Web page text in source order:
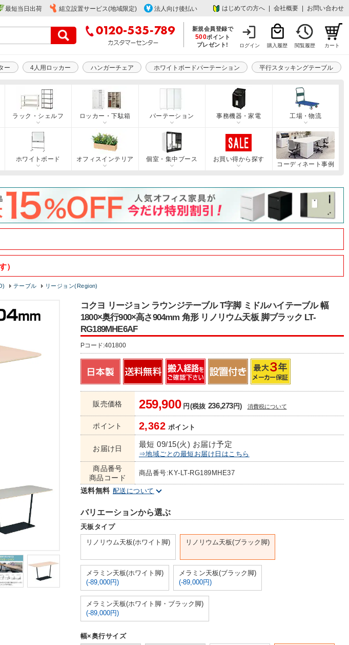
最短当日出荷 組立設置サービス(地域限定) 法人向け後払い はじめての方へ 会社概要 お問い合わせ
新規会員登録で
500ポイント
プレゼント!
ログイン 購入履歴 閲覧履歴 カート
ー 4人用ロッカー ハンガーチェア ホワイトボードパーテーション 平行スタッキングテーブル
ラック・シェルフ ロッカー・下駄箱 パーテーション 事務機器・家電 工場・物流
ホワイトボード オフィスインテリア 個室・集中ブース
お買い得から探す
コーディネート事例
）
テーブル リージョン(Region)
コクヨ リージョン ラウンジテーブル T字脚 ミドルハイテーブル 幅
1800×奥行900×高さ904mm 角形 リノリウム天板 脚ブラック LT-
RG189MHE6AF
Pコード:401800
販売価格 259,900円(税抜 236,273円) 消費税について
ポイント 2,362 ポイント
お届け日 最短 09/15(火) お届け予定
⇒地域ごとの最短お届け日はこちら
商品番号
商品コード
商品番号:KY-LT-RG189MHE37
送料無料 配送について
バリエーションから選ぶ
天板タイプ
リノリウム天板(ホワイト脚)
リノリウム天板(ブラック脚)
メラミン天板(ホワイト脚)
(-89,000円)
メラミン天板(ブラック脚)
(-89,000円)
メラミン天板(ホワイト脚・ブラック脚)
(-89,000円)
幅×奥行サイズ